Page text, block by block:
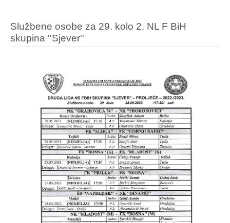
Službene osobe za 29. kolo 2. NL F BiH
skupina ''Sjever''